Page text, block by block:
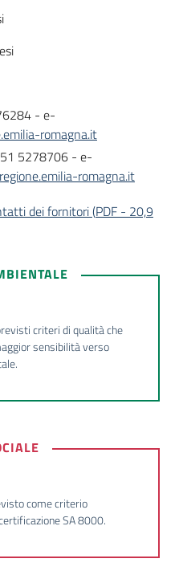
- e-
romagna.it
5278706 - e-
romagna.it
dei fornitori(PDF - 20,9
criteri di qualità che
sensibilità verso
come criterio
SA 8000.